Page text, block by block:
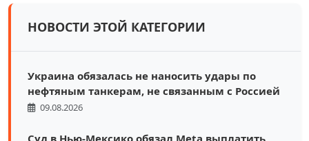
НОВОСТИ ЭТОЙ КАТЕГОРИИ
Украина обязалась не наносить удары по
нефтяным танкерам, не связанным с Россией
09.08.2026